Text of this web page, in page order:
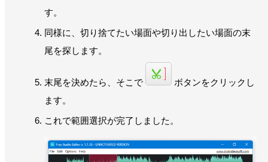
す。
同様に、切り捨てたい場面や切り出したい場面の末
尾を探します。
末尾を決めたら、そこで
ボタンをクリックし
ます。
これで範囲選択が完了しました。